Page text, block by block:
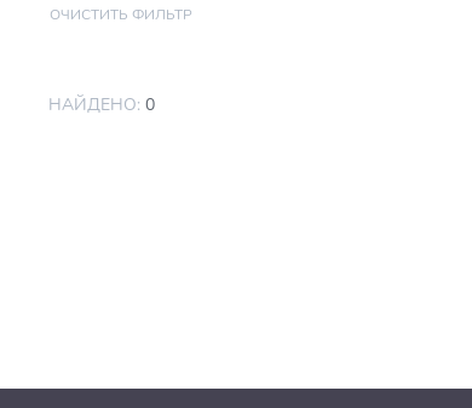
ОЧИСТИТЬ ФИЛЬТР
НАЙДЕНО: 0